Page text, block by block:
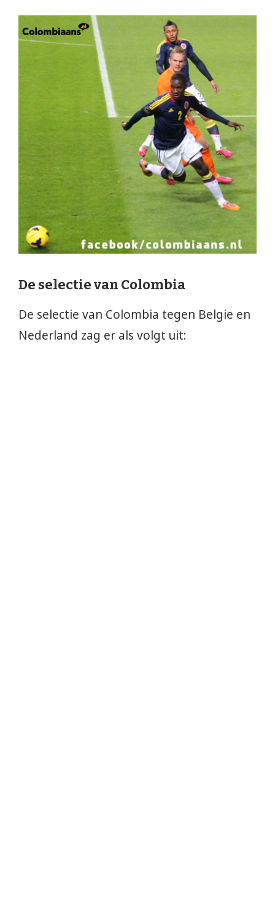
De selectie van Colombia
De selectie van Colombia tegen Belgie en
Nederland zag er als volgt uit: